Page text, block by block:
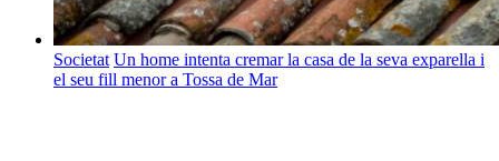
Societat Un home intenta cremar la casa de la seva exparella i
el seu fill menor a Tossa de Mar